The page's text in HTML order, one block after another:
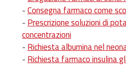
-Consegna farmaco come
- Prescrizione soluzioni di
concentrazioni
- Richiesta albumina nel
- Richiesta farmaco insulina